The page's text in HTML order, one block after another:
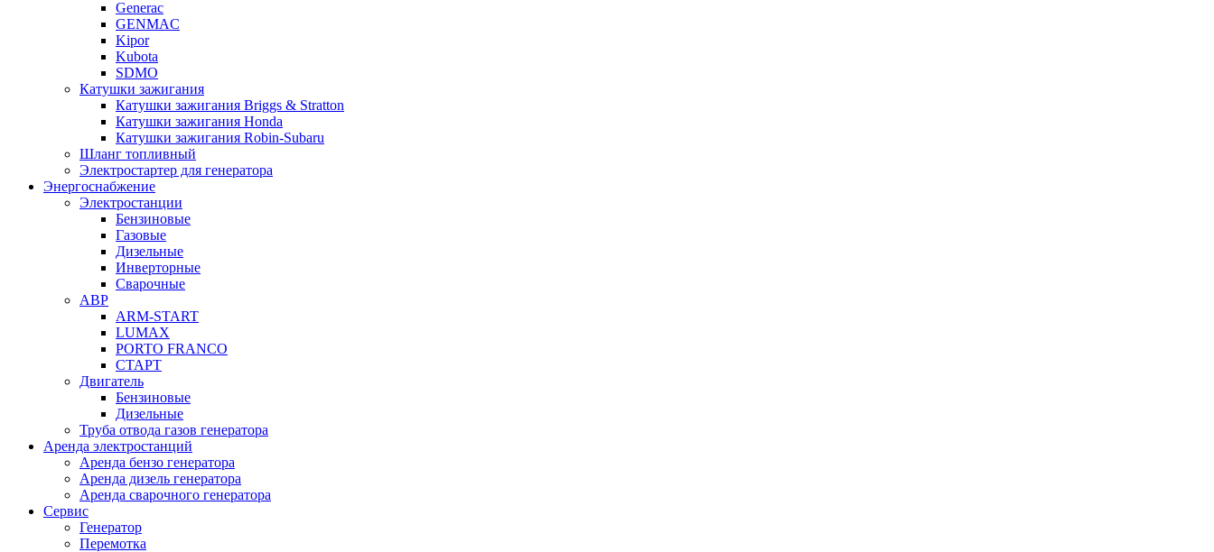
Generac
GENMAC
Kipor
Kubota
SDMO
Катушки зажигания
Катушки зажигания Briggs & Stratton
Катушки зажигания Honda
Катушки зажигания Robin-Subaru
Шланг топливный
Электростартер для генератора
Энергоснабжение
Электростанции
Бензиновые
Газовые
Дизельные
Инверторные
Сварочные
АВР
ARM-START
LUMAX
PORTO FRANCO
СТАРТ
Двигатель
Бензиновые
Дизельные
Труба отвода газов генератора
Аренда электростанций
Аренда бензо генератора
Аренда дизель генератора
Аренда сварочного генератора
Сервис
Генератор
Перемотка